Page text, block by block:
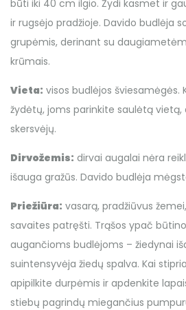
būti iki 40 cm ilgio. Žydi kasmet ir
ir rugsėjo pradžioje. Davido budlėja
grupėmis, derinant su
krūmais.
Vieta: visos budlėjos šviesamėgės.
žydėtų, joms parinkite saulėtą
skersvėjų.
Dirvožemis: dirvai augalai nėra
išauga gražūs. Davido budlėja
Priežiūra: vasarą, pradžiūvus
savaites patręšti. Trąšos ypač
augančioms budlėjoms – žiedynai
suintensyvėja žiedų spalva. Kai
apipilkite durpėmis ir apdenkite
stiebų pagrindų miegančius